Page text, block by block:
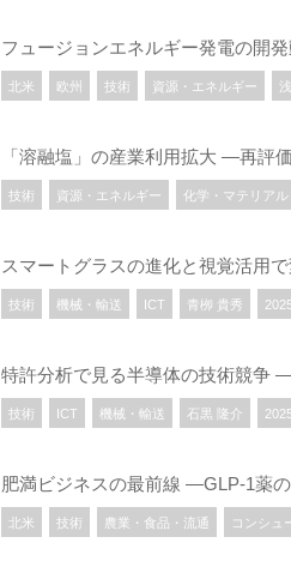
フュージョンエネルギー発電の開
北米 欧州 技術 資源・エネルギー
「溶融塩」の産業利用拡大 ―再評
技術 資源・エネルギー 化学・マテリアル
スマートグラスの進化と視覚活用
技術 機械・輸送 ICT 青栁 貴秀
特許分析で見る半導体の技術競争
技術 ICT 機械・輸送 石黒 隆介
肥満ビジネスの最前線 ―GLP-1薬
北米 技術 農業・食品・流通 コンシ